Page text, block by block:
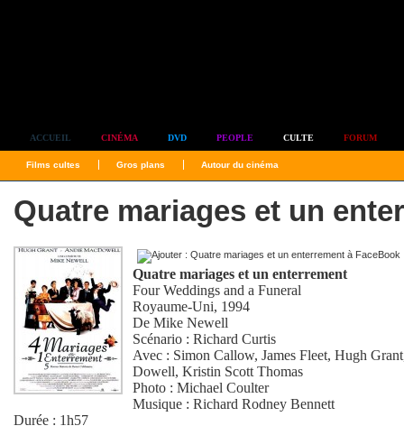
ACCUEIL CINÉMA DVD PEOPLE CULTE FORUM
Films cultes Gros plans Autour du cinéma
Quatre mariages et un
Quatre mariages et un enterrement
Four Weddings and a Funeral
Royaume-Uni, 1994
DeMike Newell
Scénario :Richard Curtis
Avec : Simon Callow,James Fleet,Hugh Grant
Dowell,Kristin Scott Thomas
Photo :Michael Coulter
Musique :Richard Rodney Bennett
Durée : 1h57